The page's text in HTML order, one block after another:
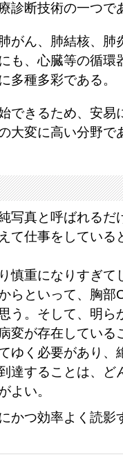
診断技術の一つで
がん、肺結核、肺
も、心臓等の循環
多種多彩である。
できるため、安易
大変に高い分野で
写真と呼ばれるだ
て仕事をしている
慎重になりすぎて
らといって、胸部
う。そして、明ら
変が存在している
ゆく必要があり、
達することは、ど
よい。
かつ効率よく読影